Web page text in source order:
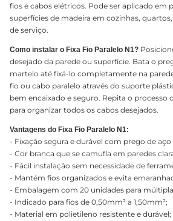
fios e cabos elétricos. Pode ser aplicado em
superfícies de madeira em cozinhas,
de serviço.
Como instalar o Fixa Fio Paralelo N1?
desejado da parede ou superfície. Bata o
martelo até fixá-lo completamente na
fio ou cabo paralelo através do suporte
bem encaixado e seguro. Repita o processo
para organizar todos os cabos desejados.
Vantagens do Fixa Fio Paralelo N1:
- Fixação segura e durável com prego de
- Cor branca que se camufla em paredes
- Fácil instalação sem necessidade de
- Mantém fios organizados e evita
- Embalagem com 20 unidades para
- Indicado para fios de 0,50mm² a 1,50mm²;
- Material em polietileno resistente e durável;